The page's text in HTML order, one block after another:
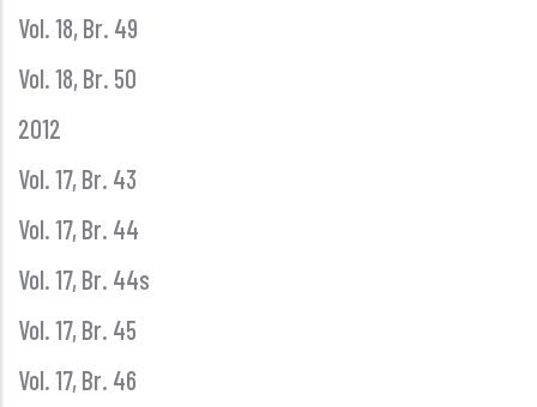
Vol. 18, Br. 49
Vol. 18, Br. 50
2012
Vol. 17, Br. 43
Vol. 17, Br. 44
Vol. 17, Br. 44s
Vol. 17, Br. 45
Vol. 17, Br. 46